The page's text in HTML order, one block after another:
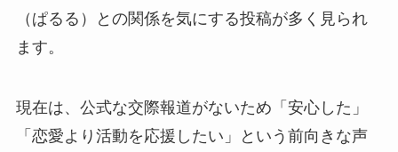
（ぱるる）との関係を気にする投稿が多く見られ
ます。
現在は、公式な交際報道がないため「安心した」
「恋愛より活動を応援したい」という前向きな声